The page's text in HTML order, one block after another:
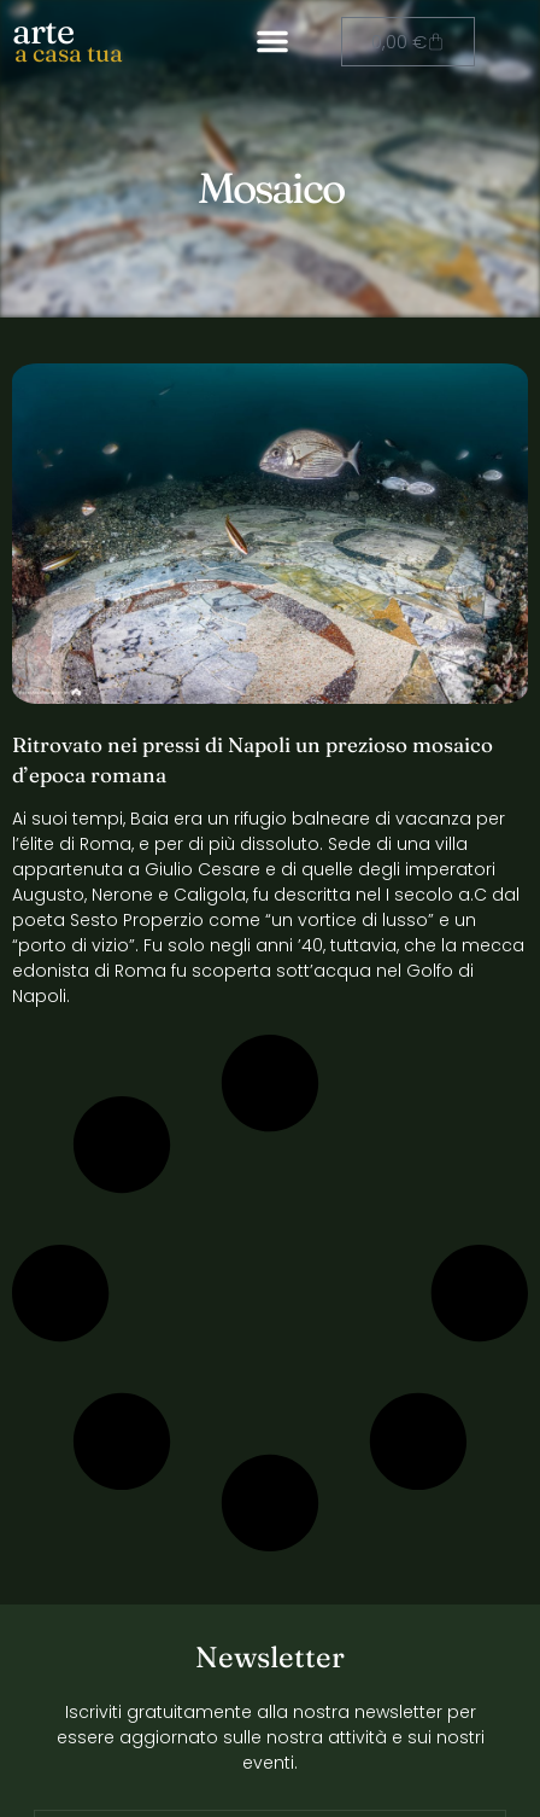
arte
a casa tua 0,00€
Mosaico
Ritrovato nei pressi di Napoli un prezioso mosaico
d’epoca romana
Ai suoi tempi, Baia era un rifugio balneare di vacanza per
l’élite di Roma, e per di più dissoluto. Sede di una villa
appartenuta a Giulio Cesare e di quelle degli imperatori
Augusto, Nerone e Caligola, fu descritta nel I secolo a.C dal
poeta Sesto Properzio come “un vortice di lusso” e un
“porto di vizio”. Fu solo negli anni ’40, tuttavia, che la mecca
edonista di Roma fu scoperta sott’acqua nel Golfo di
Napoli.
Newsletter
Iscriviti gratuitamente alla nostra newsletter per
essere aggiornato sulle nostra attività e sui nostri
eventi.